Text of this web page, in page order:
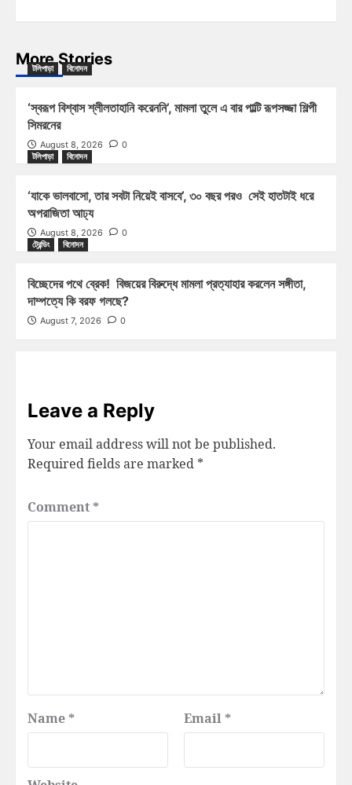
More Stories
টলিপাড়া বিনোদন
‘স্বরূপ বিশ্বাস শ্লীলতাহানি করেননি’, মামলা তুলে এ বার পাল্টি রূপসজ্জা শিল্পী
সিমরনের
August 8, 2026
0
টলিপাড়া
বিনোদন
‘যাকে ভালবাসো, তার সবটা নিয়েই বাসবে’, ৩০ বছর পরও সেই হাতটাই ধরে
অপরাজিতা আঢ্য
August 8, 2026
0
ট্রেন্ডিং
বিনোদন
বিচ্ছেদের পথে ব্রেক! বিজয়ের বিরুদ্ধে মামলা প্রত্যাহার করলেন সঙ্গীতা,
দাম্পত্যে কি বরফ গলছে?
August 7, 2026 0
Leave a Reply
Your email address will not be published.
Required fields are marked *
Comment *
Name * Email *